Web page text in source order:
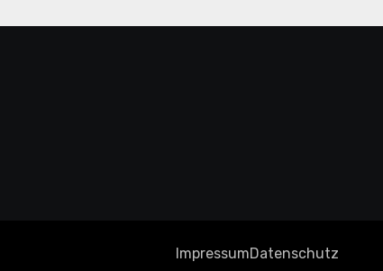
ImpressumDatenschutz